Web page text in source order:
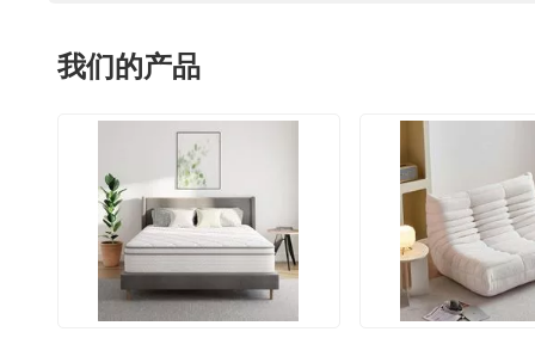
我们的产品